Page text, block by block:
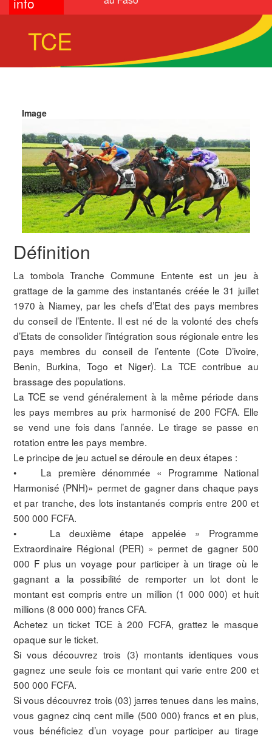
TCE
Image
Définition
La tombola Tranche Commune Entente est un jeu à
grattage de la gamme des instantanés créée le 31 juillet
1970 à Niamey, par les chefs d’Etat des pays membres
du conseil de l’Entente. Il est né de la volonté des chefs
d’Etats de consolider l’intégration sous régionale entre les
pays membres du conseil de l’entente (Cote D’ivoire,
Benin, Burkina, Togo et Niger). La TCE contribue au
brassage des populations.
La TCE se vend généralement à la même période dans
les pays membres au prix harmonisé de 200 FCFA. Elle
se vend une fois dans l’année. Le tirage se passe en
rotation entre les pays membre.
Le principe de jeu actuel se déroule en deux étapes :
• La première dénommée « Programme National
Harmonisé (PNH)» permet de gagner dans chaque pays
et par tranche, des lots instantanés compris entre 200 et
500 000 FCFA.
• La deuxième étape appelée » Programme
Extraordinaire Régional (PER) » permet de gagner 500
000 F plus un voyage pour participer à un tirage où le
gagnant a la possibilité de remporter un lot dont le
montant est compris entre un million (1 000 000) et huit
millions (8 000 000) francs CFA.
Achetez un ticket TCE à 200 FCFA, grattez le masque
opaque sur le ticket.
Si vous découvrez trois (3) montants identiques vous
gagnez une seule fois ce montant qui varie entre 200 et
500 000 FCFA.
Si vous découvrez trois (03) jarres tenues dans les mains,
vous gagnez cinq cent mille (500 000) francs et en plus,
vous bénéficiez d’un voyage pour participer au tirage